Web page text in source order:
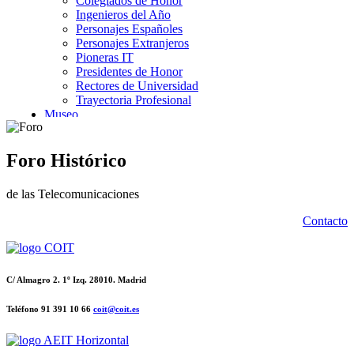
Foro Histórico
de las Telecomunicaciones
Contacto
C/ Almagro 2. 1º Izq. 28010. Madrid
Teléfono 91 391 10 66 coit@coit.es